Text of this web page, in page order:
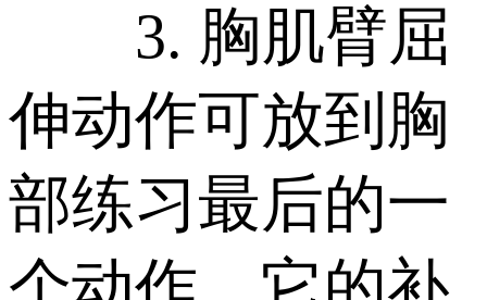
3. 胸肌臂屈
伸动作可放到胸
部练习最后的一